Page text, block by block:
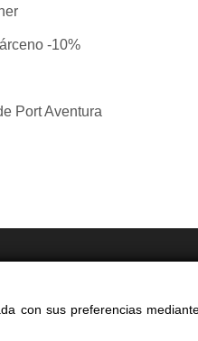
-10%
Port Aventura
- All Rights Reserved
con sus preferencias